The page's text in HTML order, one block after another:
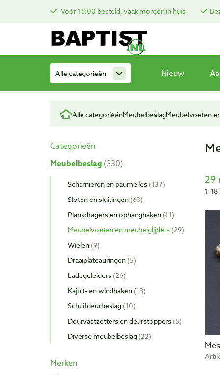
Vóór 16:00 besteld, vaak morgen in huis
Alle categorieën Nieuw
Alle categorieënMeubelbeslagMeubelvoeten
Categorieën
Meubelbeslag 330
Scharnieren en paumelles 137
Sloten en sluitingen 63
Plankdragers en ophanghaken 11
Meubelvoeten en meubelglijders 29
Wielen 9
Draaiplateauringen 5
Ladegeleiders 26
Kajuit- en windhaken 13
Schuifdeurbeslag 10
Deurvastzetters en deurstoppers 5
Diverse meubelbeslag 22
Merken
29
1-